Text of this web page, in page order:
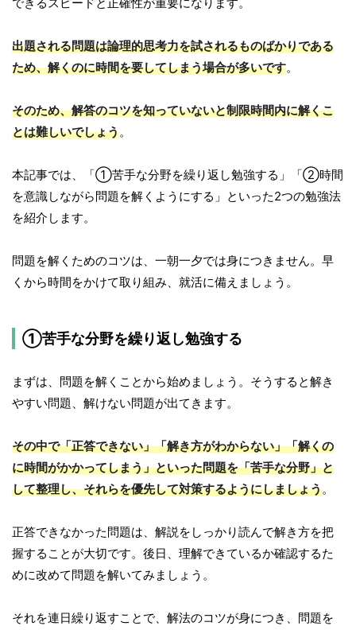
出題される問題は論理的思考力を試されるものばかりである
ため、解くのに時間を要してしまう場合が多いです。
そのため、解答のコツを知っていないと制限時間内に解くこ
とは難しいでしょう。
本記事では、「①苦手な分野を繰り返し勉強する」「②時間
を意識しながら問題を解くようにする」といった2つの勉強法
を紹介します。
問題を解くためのコツは、一朝一夕では身につきません。早
くから時間をかけて取り組み、就活に備えましょう。
①苦手な分野を繰り返し勉強する
まずは、問題を解くことから始めましょう。そうすると解き
やすい問題、解けない問題が出てきます。
その中で「正答できない」「解き方がわからない」「解くの
に時間がかかってしまう」といった問題を「苦手な分野」と
して整理し、それらを優先して対策するようにしましょう。
正答できなかった問題は、解説をしっかり読んで解き方を把
握することが大切です。後日、理解できているか確認するた
めに改めて問題を解いてみましょう。
それを連日繰り返すことで、解法のコツが身につき、問題を